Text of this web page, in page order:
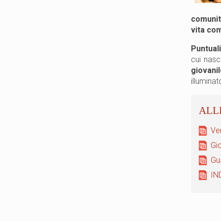
vita
cui